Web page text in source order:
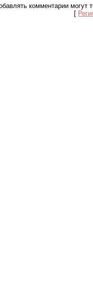
комментарии могут
[